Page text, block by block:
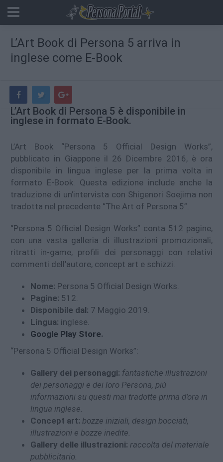
L’Art Book di Persona 5 arriva in
inglese come E-Book
L’Art Book di Persona 5 è disponibile in
inglese in formato E-Book.
L’Art Book “Persona 5 Official Design Works”,
pubblicato in Giappone il 26 Dicembre 2016, è ora
disponibile in lingua inglese per la prima volta in
formato E-Book. Questa edizione include anche la
traduzione di un’intervista con Shigenori Soejima non
tradotta nel precedente “The Art of Persona 5”.
“Persona 5 Official Design Works” conta 512 pagine,
con una vasta galleria di illustrazioni promozionali,
ritratti in-game, profili dei personaggi con relativi
commenti dell’autore, concept art e schizzi.
Nome: Persona 5 Official Design Works.
Pagine: 512.
Disponibile dal: 7 Maggio 2019.
Lingua: inglese.
Google Play Store.
“Persona 5 Official Design Works”:
Gallery dei personaggi: fantastiche illustrazioni
dei personaggi e dei loro Persona, più
informazioni su questi mai tradotte prima d’ora in
lingua inglese.
Concept art: bozze iniziali, design bocciati,
illustrazioni e bozze inedite.
Gallery delle illustrazioni: raccolta del materiale
pubblicitario.